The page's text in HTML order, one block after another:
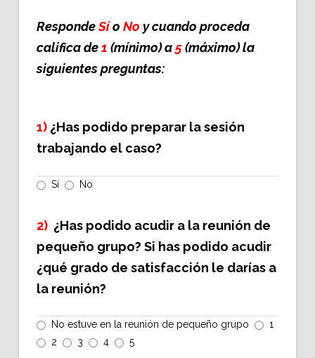
RespondeSío No y cuando proceda
califica de1 (mínimo) a5(máximo) la
siguientes preguntas:
1)¿Has podido preparar la sesión
trabajando el caso?
Sí No
2)¿Has podido acudir a la reunión de
pequeño grupo? Si has podido acudir
¿qué grado de satisfacción le darías a
la reunión?
No estuve en la reunión de pequeño grupo
1
2
3 4 5